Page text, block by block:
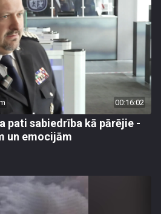
00:16:02
pati sabiedrība kā pārējie -
un emocijām